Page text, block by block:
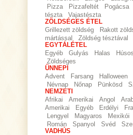
Pizza
Pizzafeltét
Pogácsa
tészta
Vajastészta
ZÖLDSÉGES ÉTEL
Grillezett zöldség
Rakott
mártással
Zöldség tésztával
EGYTÁLÉTEL
Egyéb
Gulyás Halas
Zöldséges
ÜNNEPI
Advent
Farsang
Halloween
Névnap
Nőnap Pünkösd
NEMZETI
Afrikai
Amerikai Angol
Amerikai
Egyéb Erdélyi
Lengyel
Magyaros
Mexikói
Román
Spanyol Svéd
VADHÚS